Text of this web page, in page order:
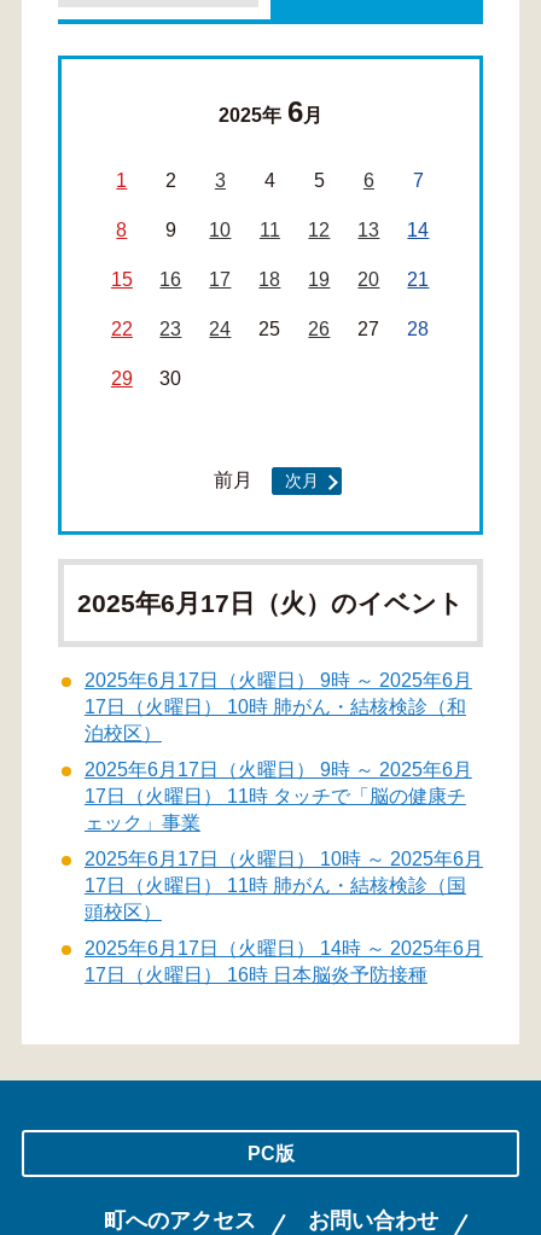
2025年 6月
1 2 3 4 5 6 7
8 9 10 11 12 13 14
15 16 17 18 19 20 21
22 23 24 25 26 27 28
29 30
前月 次月
2025年6月17日（火）のイベント
2025年6月17日（火曜日） 9時 ～ 2025年6月
17日（火曜日） 10時 肺がん・結核検診（和
泊校区）
2025年6月17日（火曜日） 9時 ～ 2025年6月
17日（火曜日） 11時 タッチで「脳の健康チ
ェック」事業
2025年6月17日（火曜日） 10時 ～ 2025年6月
17日（火曜日） 11時 肺がん・結核検診（国
頭校区）
2025年6月17日（火曜日） 14時 ～ 2025年6月
17日（火曜日） 16時 日本脳炎予防接種
PC版
町へのアクセス お問い合わせ